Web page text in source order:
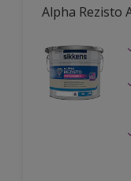
Alpha Rezisto